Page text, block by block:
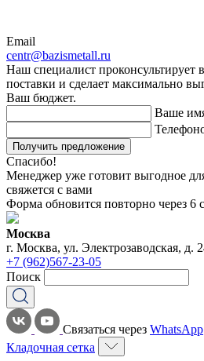
Email
centr@bazismetall.ru
Наш специалист проконсультирует
поставки и сделает максимально
Ваш бюджет.
Ваше
Телефон
Получить предложение
Спасибо!
Менеджер уже готовит выгодное
свяжется с вами
Форма обновится повторно через 6
Москва
г. Москва, ул. Электрозаводская, д.
+7 (962)567-23-05
Поиск
Связаться через WhatsApp
Кладочная сетка